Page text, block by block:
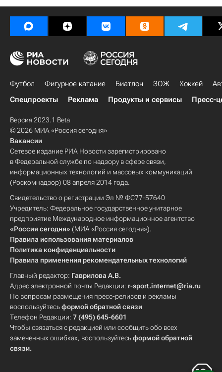
Футбол Фигурное катание Биатлон ЗОЖ Хоккей
Спецпроекты
Реклама Продукты и сервисы Пресс-
Версия 2023.1 Beta
© 2026 МИА «Россия сегодня»
Вакансии
Сетевое издание РИА Новости зарегистрировано
в Федеральной службе по надзору в сфере связи,
информационных технологий и массовых коммуникаций
(Роскомнадзор) 08 апреля 2014 года.
Свидетельство о регистрации Эл № ФС77-57640
Учредитель: Федеральное государственное унитарное
предприятие Международное информационное агентство
«Россия сегодня» (МИА «Россия сегодня»).
Правила использования материалов
Политика конфиденциальности
Правила применения рекомендательных технологий
Главный редактор: Гаврилова А.В.
Адрес электронной почты Редакции: r-sport.internet@ria.ru
По вопросам размещения пресс-релизов и рекламы
воспользуйтесьформой обратной связи
Телефон Редакции: 7 (495) 645-6601
Чтобы связаться с редакцией или сообщить обо всех
замеченных ошибках, воспользуйтесьформой обратной
связи.